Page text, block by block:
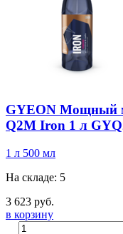
GYEON Мощный
Q2M Iron 1 л
1 л 500 мл
На складе: 5
3 623 руб.
в корзину